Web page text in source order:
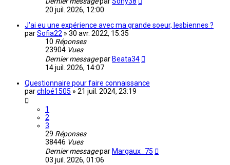
20 juil. 2026, 12:00
J'ai eu une expérience avec ma grande soeur, lesbiennes ?
parSofia22 » 30 avr. 2022, 15:35
10 Réponses
23904 Vues
Dernier messagepar Beata34
14 juil. 2026, 14:07
Questionnaire pour faire connaissance
parchloé1505 » 21 juil. 2024, 23:19
1
2
3
29 Réponses
38446 Vues
Dernier messagepar Margaux_75
03 juil. 2026, 01:06